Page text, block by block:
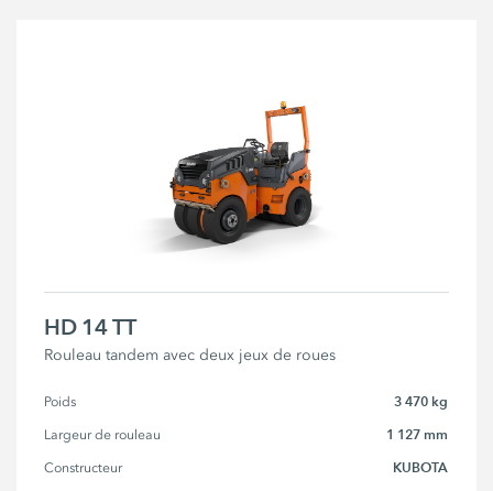
HD 14 TT
Rouleau tandem avec deux jeux de roues
Poids 3 470 kg
Largeur de rouleau 1 127 mm
Constructeur KUBOTA